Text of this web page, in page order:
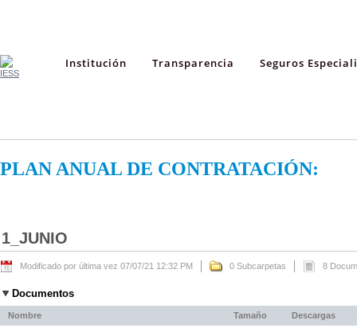
Institución Transparencia Seguros
PLAN ANUAL DE CONTRATACIÓN:
1_JUNIO
Modificado por última vez 07/07/21 12:32 PM 0 Subcarpetas 8
Documentos
Nombre Tamaño Descargas